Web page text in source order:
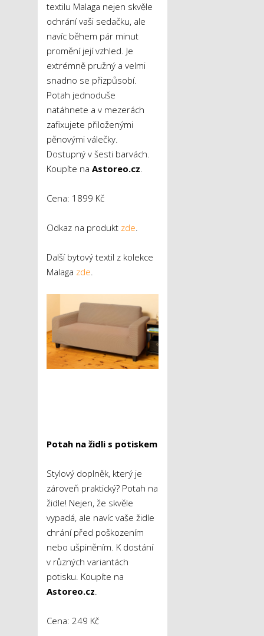
textilu Malaga nejen skvěle
ochrání vaši sedačku, ale
navíc během pár minut
promění její vzhled. Je
extrémně pružný a velmi
snadno se přizpůsobí.
Potah jednoduše
natáhnete a v mezerách
zafixujete přiloženými
pěnovými válečky.
Dostupný v šesti barvách.
Koupíte na Astoreo.cz.
Cena: 1899 Kč
Odkaz na produkt zde.
Další bytový textil z kolekce
Malaga zde.
Potah na židli s potiskem
Stylový doplněk, který je
zároveň praktický? Potah na
židle! Nejen, že skvěle
vypadá, ale navíc vaše židle
chrání před poškozením
nebo ušpiněním. K dostání
v různých variantách
potisku. Koupíte na
Astoreo.cz
Cena: 249 Kč